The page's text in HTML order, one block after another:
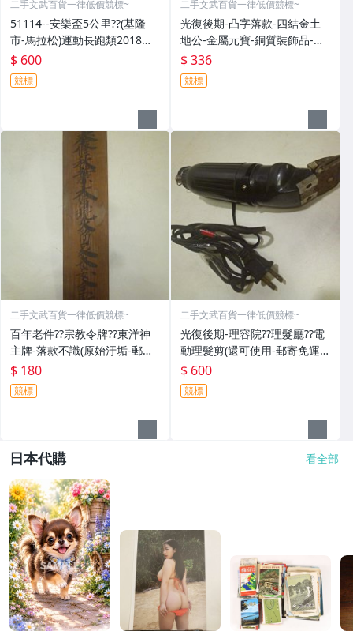
二手文武百貨一律低價競標~
51114--安樂盃5公里??(基隆
市-馬拉松)運動長跑類2018年-
精緻獎牌??紀念章??(金屬材質-
郵寄免運費)
$ 600
競標
二手文武百貨一律低價競標~
光復後期-凸字落款-四結金土
地公-金屬元寶-銅質裝飾品-宗
教發財金??(郵寄免運費)罕見收
藏品
$ 336
競標
二手文武百貨一律低價競標~
百年老件??宗教令牌??東洋神
主牌-落款不識(原始汙垢-郵寄
免運費)罕見收藏品-60729
$ 180
競標
二手文武百貨一律低價競標~
光復後期-理容院??理髮廳??電
動理髮剪(還可使用-郵寄免運
費)收藏品~收藏用
$ 600
競標
日本代購 看全部